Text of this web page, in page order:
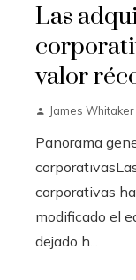
Las
valor
James Whitaker
Panorama
corporativas
modificado el
dejado h...